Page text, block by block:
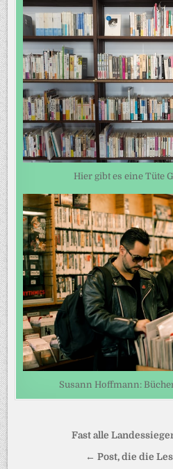
Hier gibt es eine Tüte
Susann Hoffmann:
Fast alle
← Post, die die